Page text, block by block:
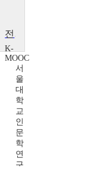
전쟁과 한국문학
K-
MOOC
서
울
대
학
교
인
문
학
연
구